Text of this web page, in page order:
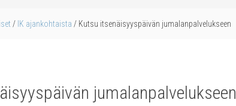
/ IK ajankohtaista / Kutsu itsenäisyyspäivän jumalanpalvelukseen
jumalanpalvelukseen